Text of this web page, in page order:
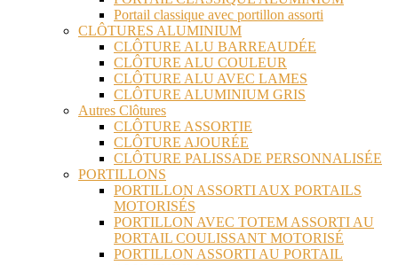
Portail classique avec portillon assorti
CLÔTURES ALUMINIUM
CLÔTURE ALU BARREAUDÉE
CLÔTURE ALU COULEUR
CLÔTURE ALU AVEC LAMES
CLÔTURE ALUMINIUM GRIS
Autres Clôtures
CLÔTURE ASSORTIE
CLÔTURE AJOURÉE
CLÔTURE PALISSADE PERSONNALISÉE
PORTILLONS
PORTILLON ASSORTI AUX PORTAILS
MOTORISÉS
PORTILLON AVEC TOTEM ASSORTI AU
PORTAIL COULISSANT MOTORISÉ
PORTILLON ASSORTI AU PORTAIL